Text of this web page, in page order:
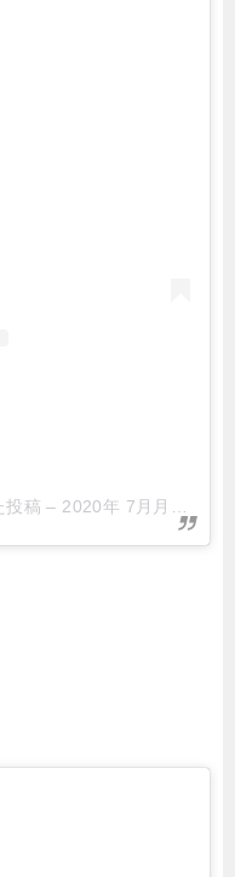
投稿 – 2020年 7月月13日午前6時37分PDT